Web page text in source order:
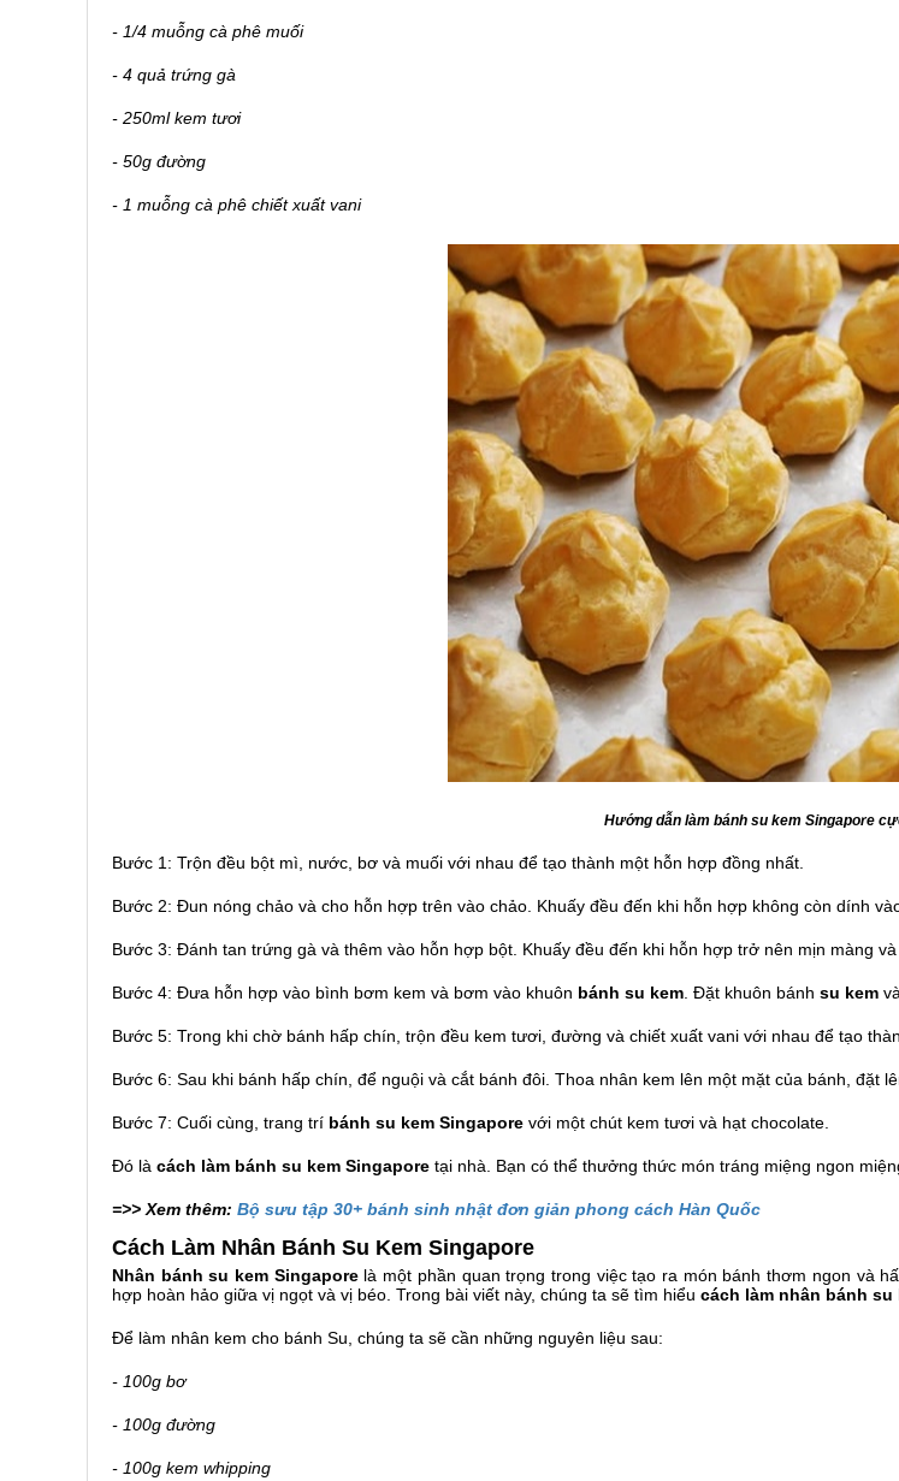
- 1/4 muỗng cà phê muối
- 4 quả trứng gà
- 250ml kem tươi
- 50g đường
- 1 muỗng cà phê chiết xuất vani
Hướng dẫn làm bánh su kem Singapore
Bước 1: Trộn đều bột mì, nước, bơ và muối với nhau để tạo thành một hỗn hợp đồng nhất.
Bước 2: Đun nóng chảo và cho hỗn hợp trên vào chảo. Khuấy đều đến khi hỗn hợp không còn dính
Bước 3: Đánh tan trứng gà và thêm vào hỗn hợp bột. Khuấy đều đến khi hỗn hợp trở nên mịn màng và
Bước 4: Đưa hỗn hợp vào bình bơm kem và bơm vào khuôn bánh su kem . Đặt khuôn bánh su kem
Bước 5: Trong khi chờ bánh hấp chín, trộn đều kem tươi, đường và chiết xuất vani với nhau để tạo
Bước 6: Sau khi bánh hấp chín, để nguội và cắt bánh đôi. Thoa nhân kem lên một mặt của bánh, đặt
Bước 7: Cuối cùng, trang trí bánh su kem Singapore với một chút kem tươi và hạt chocolate.
Đó là cách làm bánh su kem Singapore tại nhà. Bạn có thể thưởng thức món tráng miệng ngon
=>> Xem thêm: Bộ sưu tập 30+ bánh sinh nhật đơn giản phong cách Hàn Quốc
Cách Làm Nhân Bánh Su Kem Singapore
Nhân bánh su kem Singaporelà một phần quan trọng trong việc tạo ra món bánh thơm ngon và
hợp hoàn hảo giữa vị ngọt và vị béo. Trong bài viết này, chúng ta sẽ tìm hiểu cách làm nhân bánh su
Để làm nhân kem cho bánh Su, chúng ta sẽ cần những nguyên liệu sau:
- 100g bơ
- 100g đường
- 100g kem whipping